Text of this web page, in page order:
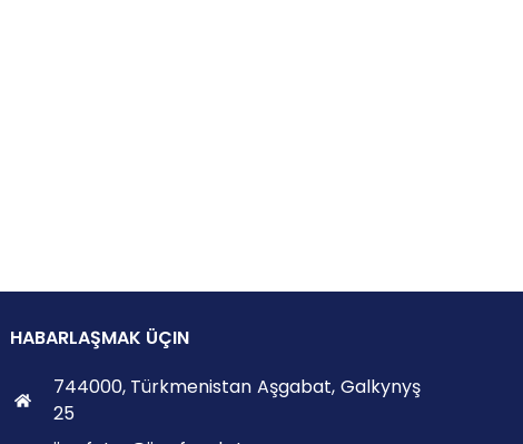
HABARLAŞMAK ÜÇIN
744000, Türkmenistan Aşgabat, Galkynyş
25